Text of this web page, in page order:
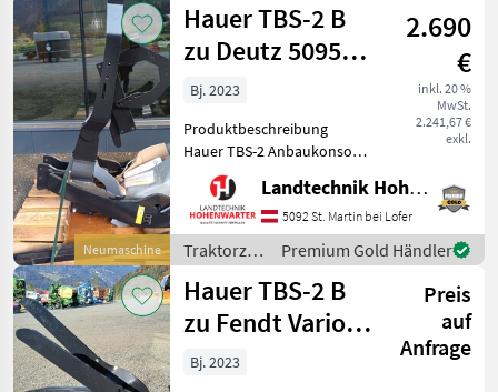
Neumaschine
Hauer TBS-2 B
zu Deutz 5095
Stufe V (24521)
2.690
€
inkl. 20 %
MwSt.
2.241,67 €
exkl.
Bj. 2023
Produktbeschreibung
Hauer TBS-2 Anbaukonsole
zu Deutz 5095 Ich freue
mich, Ihnen im
Maschinenzentrum St.
Martin die Hauer TBS-2
Anbaukonsole zu Deutz
5095 ausführli
Landtechnik Hohenwarter GmbH
5092 St. Martin bei Lofer
Traktorzubehör
/ Hauer
Premium Gold Händler
Hauer TBS-2 B
zu Fendt Vario
300 Gen.4 Stufe
Preis
auf
Anfrage
Bj. 2023